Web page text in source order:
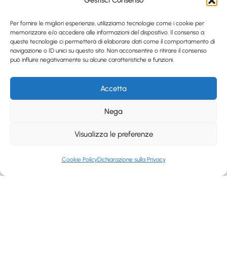
Per fornire le migliori esperienze, utilizziamo tecnologie come i cookie per
memorizzare e/o accedere alle informazioni del dispositivo. Il consenso a
queste tecnologie ci permetterà di elaborare dati come il comportamento di
navigazione o ID unici su questo sito. Non acconsentire o ritirare il consenso
può influire negativamente su alcune caratteristiche e funzioni.
Accetta
Nega
Visualizza le preferenze
Cookie PolicyDichiarazione sulla Privacy